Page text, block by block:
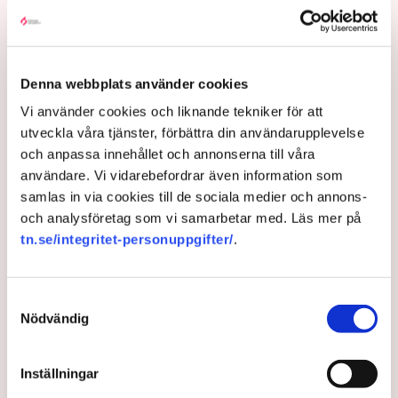
Denna webbplats använder cookies
Vi använder cookies och liknande tekniker för att
utveckla våra tjänster, förbättra din användarupplevelse
och anpassa innehållet och annonserna till våra
användare. Vi vidarebefordrar även information som
samlas in via cookies till de sociala medier och annons-
och analysföretag som vi samarbetar med. Läs mer på
tn.se/integritet-personuppgifter/.
Nödvändig
Inställningar
– Anmälningar om till exempel fröspridningen är
upptagna och kommer att utredas och lagföras, en del i
även använder drönare för att dokumentera och säkra
bevis, säger Anna-Lena Mann.
Svensk Torv : en naturlig råvara
Allemansrätten
Brott
Tove Lifvendahl
Neova Återställ Våtmarker
Drönare
Utredningar
Skadegörelse Grimsås